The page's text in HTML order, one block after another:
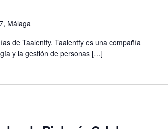
Málaga
de Taalentfy. Taalentfy es una compañía
y la gestión de personas […]